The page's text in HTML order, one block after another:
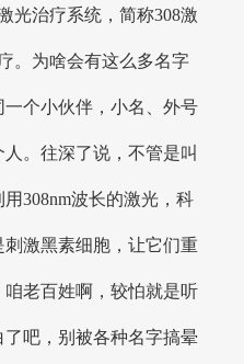
光治疗系统，简称308激
。为啥会有这么多名字
个小伙伴，小名、外号
。往深了说，不管是叫
308nm波长的激光，科
激黑素细胞，让它们重
老百姓啊，较怕就是听
吧，别被各种名字搞晕